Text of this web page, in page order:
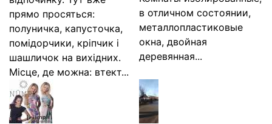
прямо просяться:
полуничка, капусточка,
помідорчики, кріпчик і
шашличок на вихідних.
Місце, де можна: втект...
в отличном состоянии,
металлопластиковые
окна, двойная
деревянная...